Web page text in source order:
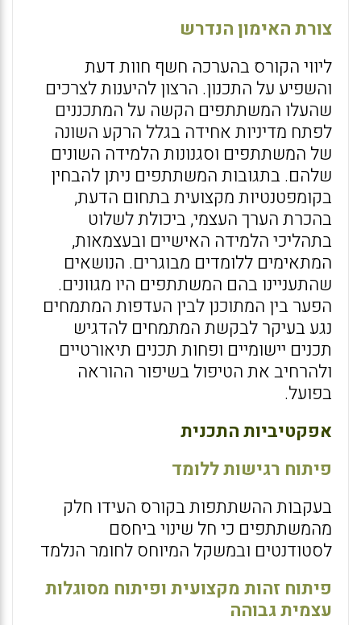
צורת האימון הנדרש
ליווי הקורס בהערכה חשף חוות דעת
והשפיע על התכנון. הרצון להיענות לצרכים
שהעלו המשתתפים הקשה על המתכננים
לפתח מדיניות אחידה בגלל הרקע השונה
של המשתתפים וסגנונות הלמידה השונים
שלהם. בתגובות המשתתפים ניתן להבחין
בקומפטנטיות מקצועית בתחום הדעת,
בהכרת הערך העצמי, ביכולת לשלוט
בתהליכי הלמידה האישיים ובעצמאות,
המתאימים ללומדים מבוגרים. הנושאים
שהתעניינו בהם המשתתפים היו מגוונים.
הפער בין המתוכנן לבין העדפות המתמחים
נגע בעיקר לבקשת המתמחים להדגיש
תכנים יישומיים ופחות תכנים תיאורטיים
ולהרחיב את הטיפול בשיפור ההוראה
בפועל.
אפקטיביות התכנית
פיתוח רגישות ללומד
בעקבות ההשתתפות בקורס העידו חלק
מהמשתתפים כי חל שינוי ביחסם
לסטודנטים ובמשקל המיוחס לחומר הנלמד
פיתוח זהות מקצועית ופיתוח מסוגלות
עצמית גבוהה